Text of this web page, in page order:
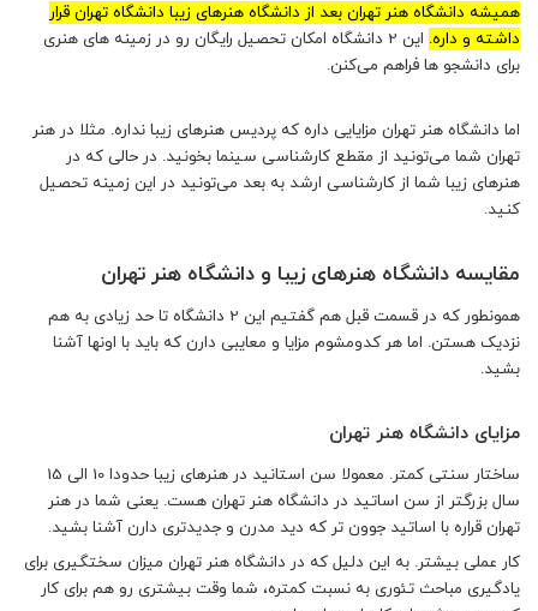
همیشه دانشگاه هنر تهران بعد از دانشگاه هنرهای زیبا دانشگاه تهران قرار
داشته و داره.
این 2 دانشگاه امکان تحصیل رایگان رو در زمینه های هنری
برای دانشجو ها فراهم می‌کنن.
اما دانشگاه هنر تهران مزایایی داره که پردیس هنرهای زیبا نداره. مثلا در هنر
تهران شما می‌تونید از مقطع کارشناسی سینما بخونید. در حالی که در
هنرهای زیبا شما از کارشناسی ارشد به بعد می‌تونید در این زمینه تحصیل
کنید.
مقایسه دانشگاه هنرهای زیبا و دانشگاه هنر تهران
همونطور که در قسمت قبل هم گفتیم این 2 دانشگاه تا حد زیادی به هم
نزدیک هستن. اما هر کدومشوم مزایا و معایبی دارن که باید با اونها آشنا
بشید.
مزایای دانشگاه هنر تهران
ساختار سنتی کمتر.
معمولا سن استانید در هنرهای زیبا حدودا 10 الی 15
سال بزرگتر از سن اساتید در دانشگاه هنر تهران هست. یعنی شما در هنر
تهران قراره با اساتید جوون تر که دید مدرن و جدیدتری دارن آشنا بشید.
کار عملی بیشتر. به این دلیل که در دانشگاه هنر تهران میزان سختگیری برای
یادگیری مباحث تئوری به نسبت کمتره، شما وقت بیشتری رو هم برای کار